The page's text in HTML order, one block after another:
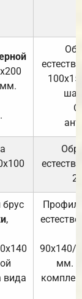
,
вида
90х140/
мм.